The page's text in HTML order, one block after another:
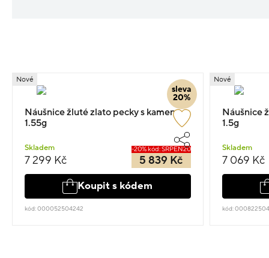
sleva
20%
Nové
Náušnice žluté zlato pecky s kameny
1.55g
Skladem
7 299 Kč
-20% kód: SRPEN20
5 839 Kč
Koupit s kódem
kód: 000052504242
Nové
Náušnice
1.5g
Skladem
7 069 Kč
kód: